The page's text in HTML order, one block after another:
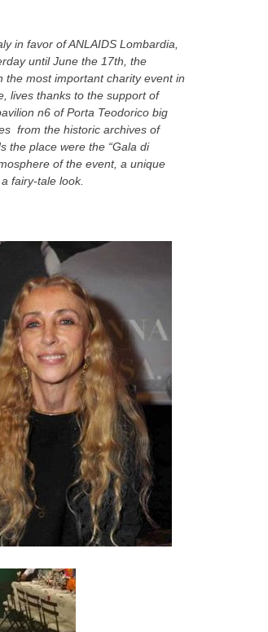
in favor of ANLAIDS Lombardia,
until June the 17th, the
most important charity event in
lives thanks to the support of
n6 of Porta Teodorico big
from the historic archives of
the place were the “Gala di
of the event, a unique
fairy-tale look.